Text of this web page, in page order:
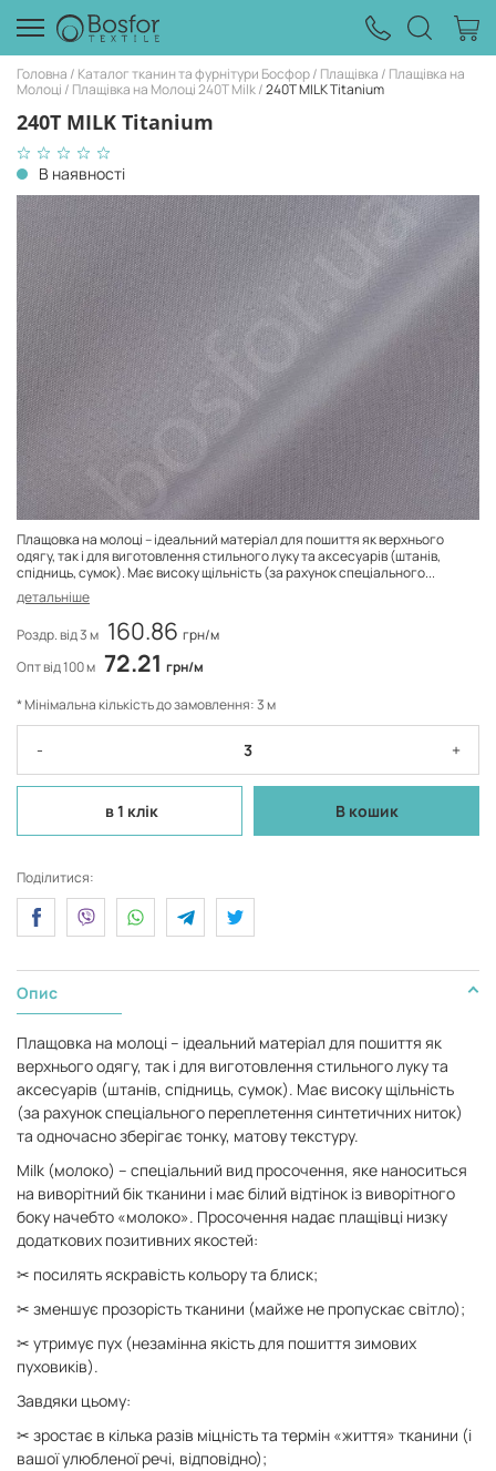
Головна Каталог тканин та фурнітури Босфор Плащівка
Плащівка на
Молоці
Плащівка на Молоці 240Т Milk 240T MILK Titanium
240T MILK Titanium
В наявності
Плащовка на молоці – ідеальний матеріал для пошиття як верхнього
одягу, так і для виготовлення стильного луку та аксесуарів (штанів,
спідниць, сумок). Має високу щільність (за рахунок спеціального...
детальніше
Роздр. від 3 м 160.86 грн/м
Опт від 100 м 72.21 грн/м
* Мінімальна кількість до замовлення: 3 м
- +
в 1 клік В кошик
Поділитися:
Опис
Плащовка на молоці – ідеальний матеріал для пошиття як
верхнього одягу, так і для виготовлення стильного луку та
аксесуарів (штанів, спідниць, сумок). Має високу щільність
(за рахунок спеціального переплетення синтетичних ниток)
та одночасно зберігає тонку, матову текстуру.
Milk (молоко) – спеціальний вид просочення, яке наноситься
на виворітний бік тканини і має білий відтінок із виворітного
боку начебто «молоко». Просочення надає плащівці низку
додаткових позитивних якостей:
✂ посилять яскравість кольору та блиск;
✂ зменшує прозорість тканини (майже не пропускає світло);
✂ утримує пух (незамінна якість для пошиття зимових
пуховиків).
Завдяки цьому:
✂ зростає в кілька разів міцність та термін «життя» тканини (і
вашої улюбленої речі, відповідно);